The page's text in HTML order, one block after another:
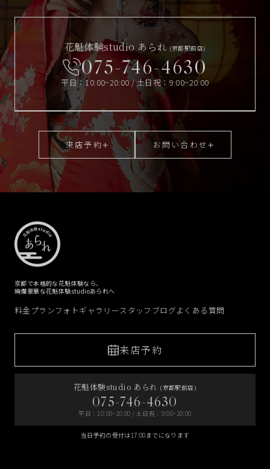
花魁体験studio あられ (京都駅前店)
075-746-4630
平日：10:00~20:00 / 土日祝：9:00~20:00
来店予約 お問い合わせ
京都で本格的な花魁体験なら、
絢爛豪華な花魁体験studioあられへ
料金プランフォトギャラリースタッフブログよくある質問
来店予約
花魁体験studio あられ (京都駅前店)
075-746-4630
平日：10:00~20:00 / 土日祝：9:00~20:00
当日予約の受付は17:00までになります